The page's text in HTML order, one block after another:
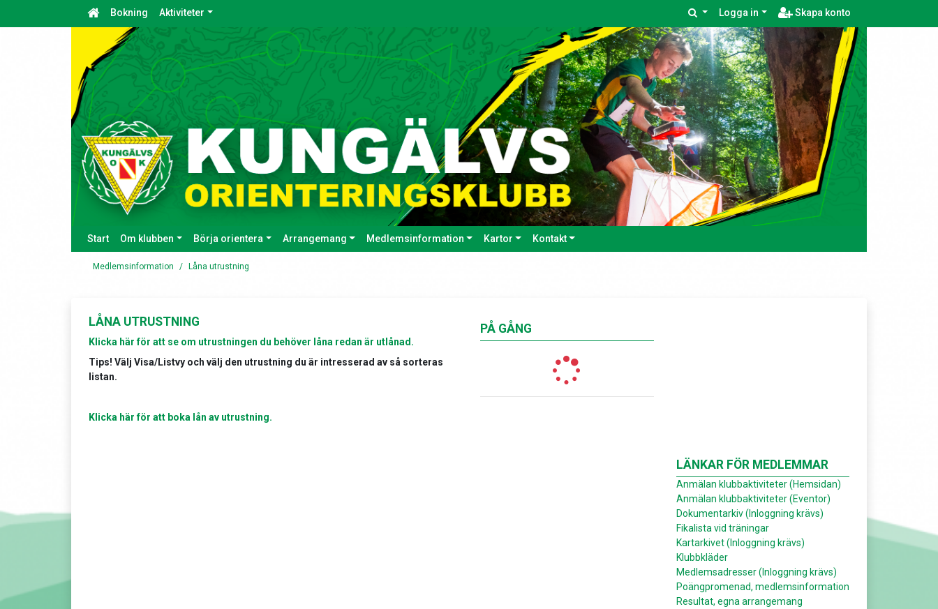
Bokning Aktiviteter Logga in Skapa konto
Start Om klubben Börja orientera Arrangemang Medlemsinformation Kartor Kontakt
Medlemsinformation Låna utrustning
PÅ GÅNG
LÅNA UTRUSTNING
Klicka här för att se om utrustningen du behöver låna redan är utlånad.
Tips! Välj Visa/Listvy och välj den utrustning du är intresserad av så sorteras
listan.
Klicka här för att boka lån av utrustning.
LÄNKAR FÖR MEDLEMMAR
Anmälan klubbaktiviteter (Hemsidan)
Anmälan klubbaktiviteter (Eventor)
Dokumentarkiv (Inloggning krävs)
Fikalista vid träningar
Kartarkivet (Inloggning krävs)
Klubbkläder
Medlemsadresser (Inloggning krävs)
Poängpromenad, medlemsinformation
Resultat, egna arrangemang